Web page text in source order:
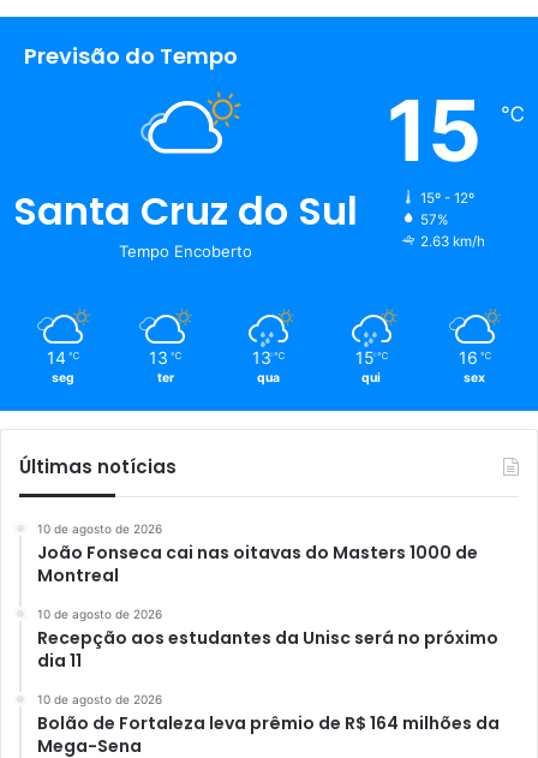
Previsão do Tempo
Santa Cruz do Sul
Tempo Encoberto
15 ℃
15º - 12º
57%
2.63 km/h
14 ℃
seg
13 ℃
ter
13 ℃
qua
15 ℃
qui
16 ℃
sex
Últimas notícias
10 de agosto de 2026
João Fonseca cai nas oitavas do Masters 1000 de
Montreal
10 de agosto de 2026
Recepção aos estudantes da Unisc será no próximo
dia 11
10 de agosto de 2026
Bolão de Fortaleza leva prêmio de R$ 164 milhões da
Mega-Sena